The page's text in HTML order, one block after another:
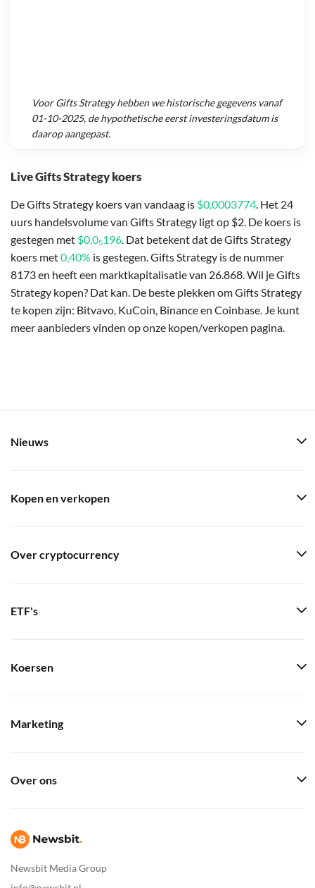
Live Gifts Strategy koers
De Gifts Strategy koers van vandaag is $0,0003774. Het 24
uurs handelsvolume van Gifts Strategy ligt op $2. De koers is
gestegen met $0,0₅196. Dat betekent dat de Gifts Strategy
koers met0,40% is gestegen. Gifts Strategy is de nummer
8173 en heeft een marktkapitalisatie van 26.868. Wil je Gifts
Strategy kopen? Dat kan. De beste plekken om Gifts Strategy
te kopen zijn: Bitvavo, KuCoin, Binance en Coinbase. Je kunt
meer aanbieders vinden op onze kopen/verkopen pagina.
VoorGifts Strategyhebben we historische gegevens vanaf
01-10-2025, de hypothetische eerst investeringsdatum is
daarop aangepast.
Newsbit Media Group
Nieuws
Kopen en verkopen
Over cryptocurrency
ETF's
Koersen
Marketing
Over ons